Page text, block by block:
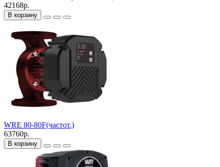
42168р.
В корзину
WRE 80-80F(частот.)
63760р.
В корзину